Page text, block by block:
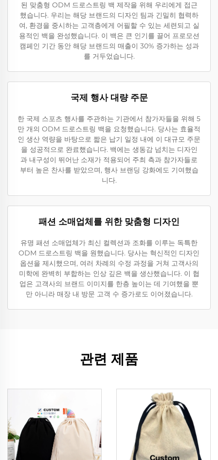
된 맞춤형 ODM 드로스트링 백 제작을 위해 우리에게 접근
했습니다. 우리는 해당 브랜드의 디자인 팀과 긴밀히 협력하
여, 환경을 중시하는 고객층에게 어필할 수 있는 세련되고 실
용적인 백을 완성했습니다. 이 백은 큰 인기를 끌어 프로모션
캠페인 기간 동안 해당 브랜드의 매출이 30% 증가하는 성과
를 거두었습니다.
국제 행사 대량 주문
한 국제 스포츠 행사를 주관하는 기관에서 참가자들을 위해 5
만 개의 ODM 드로스트링 백을 요청했습니다. 당사는 효율적
인 생산 역량을 바탕으로 짧은 납기 일정 내에 이 대규모 주문
을 성공적으로 완료했습니다. 백에는 생동감 넘치는 디자인
과 내구성이 뛰어난 소재가 적용되어 주최 측과 참가자들로
부터 높은 찬사를 받았으며, 행사 브랜딩 강화에도 기여했습
니다.
패션 소매업체를 위한 맞춤형 디자인
유명 패션 소매업체가 최신 컬렉션과 조화를 이루는 독특한
ODM 드로스트링 백을 원했습니다. 당사는 혁신적인 디자인
옵션을 제시했으며, 여러 차례의 수정 과정을 거쳐 고객사의
미학에 완벽히 부합하는 인상 깊은 백을 생산했습니다. 이 협
업은 고객사의 브랜드 이미지를 한층 높이는 데 기여했을 뿐
만 아니라 매장 내 방문 고객 수 증가로도 이어졌습니다.
관련 제품